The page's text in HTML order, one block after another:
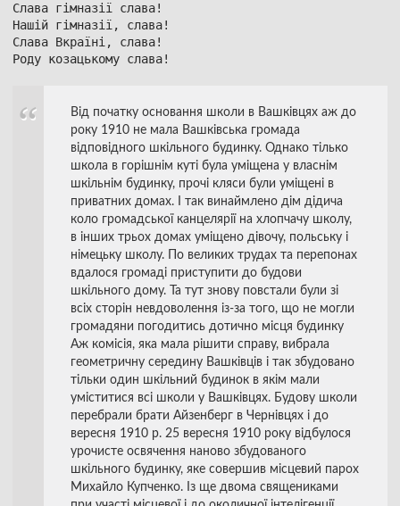
Слава гімназії слава!
Нашій гімназії, слава!
Слава Вкраїні, слава!
Від початку основання школи в Вашківцях аж до
року 1910 не мала Вашківська громада
відповідного шкільного будинку. Однако тілько
школа в горішнім куті була уміщена у власнім
шкільнім будинку, прочі кляси були уміщені в
приватних домах. І так винаймлено дім дідича
коло громадської канцелярії на хлопчачу школу,
в інших трьох домах уміщено дівочу, польську і
німецьку школу. По великих трудах та перепонах
вдалося громаді приступити до будови
шкільного дому. Та тут знову повстали були зі
всіх сторін невдоволення із-за того, що не могли
громадяни погодитись дотично місця будинку
Аж комісія, яка мала рішити справу, вибрала
геометричну середину Вашківців і так збудовано
тільки один шкільний будинок в якім мали
уміститися всі школи у Вашківцях. Будову школи
перебрали брати Айзенберг в Чернівцях і до
вересня 1910 р. 25 вересня 1910 року відбулося
урочисте освячення наново збудованого
шкільного будинку, яке совершив місцевий парох
Михайло Купченко. Із ще двома священиками